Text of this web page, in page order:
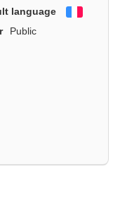
language
Public